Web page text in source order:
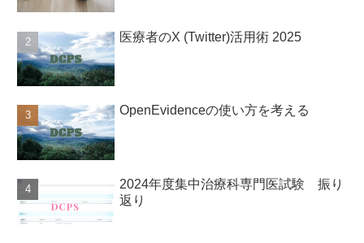
医療者のX (Twitter)活用術 2025
OpenEvidenceの使い方を考える
2024年度集中治療科専門医試験 振り
返り